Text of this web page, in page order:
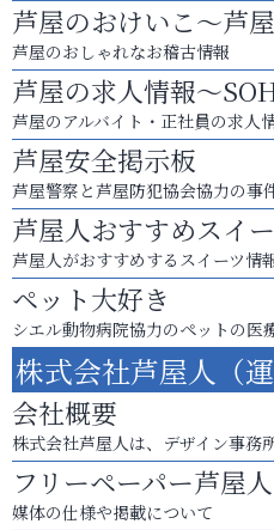
芦屋のおけいこ～芦
芦屋のおしゃれなお稽古情報
芦屋の求人情報～
芦屋のアルバイト・正社員の求人
芦屋安全掲示板
芦屋警察と芦屋防犯協会協力の事
芦屋人おすすめスイ
芦屋人がおすすめするスイーツ情
ペット大好き
シエル動物病院協力のペットの医
株式会社芦屋人（運
会社概要
株式会社芦屋人は、デザイン事務
フリーペーパー芦屋人
媒体の仕様や掲載について